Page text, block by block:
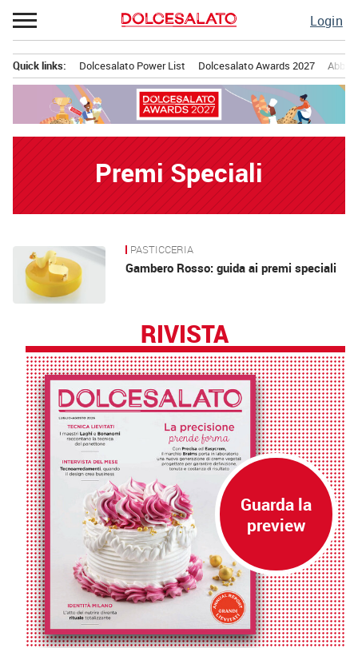
Passa
al
Login
principale
Quick links: Dolcesalato Power List Dolcesalato Awards 2027
Premi Speciali
News PASTICCERIA
Gambero Rosso: guida ai premi speciali
RIVISTA